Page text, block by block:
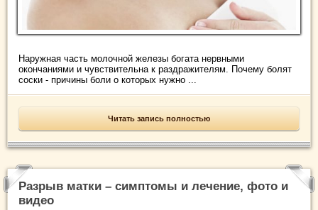
Наружная часть молочной железы богата нервными
окончаниями и чувствительна к раздражителям. Почему болят
соски - причины боли о которых нужно ...
Читать запись полностью
Разрыв матки – симптомы и лечение, фото и
видео